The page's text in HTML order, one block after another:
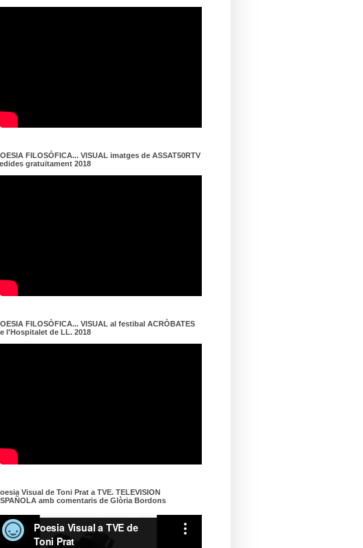
FILOSÒFICA... VISUAL imatges de ASSAT50RTV
gratuïtament 2018
FILOSÒFICA... VISUAL al festibal ACRÒBATES
l'Hospitalet de LL. 2018
Visual de Toni Prat a TVE. TELEVISION
amb comentaris de Glòria Bordons